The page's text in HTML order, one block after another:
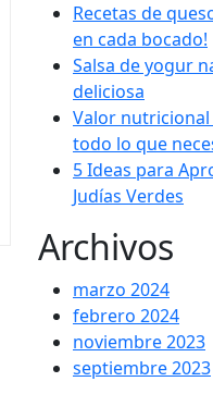
Recetas de
en cada bocado!
Salsa de yogur
deliciosa
Valor nutricional
todo lo que
5 Ideas para
Judías Verdes
Archivos
marzo 2024
febrero 2024
noviembre 2023
septiembre 2023